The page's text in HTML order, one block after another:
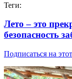
Теги:
Лето – это
безопасность
Подписаться на